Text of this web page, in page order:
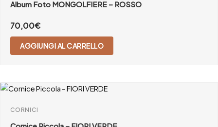
Album Foto MONGOLFIERE – ROSSO
70,00€
AGGIUNGI AL CARRELLO
CORNICI